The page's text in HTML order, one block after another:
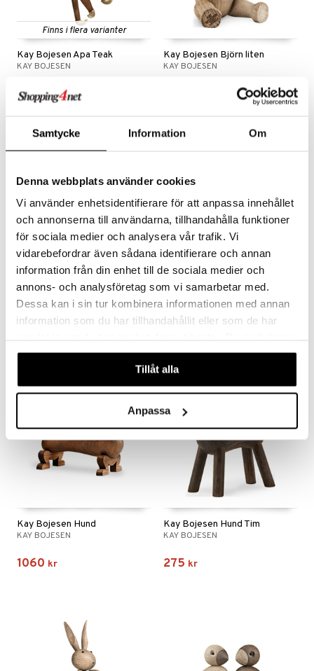
Samtycke Information Om
Denna webbplats använder cookies
Vi använder enhetsidentifierare för att anpassa innehållet
och annonserna till användarna, tillhandahålla funktioner
för sociala medier och analysera vår trafik. Vi
vidarebefordrar även sådana identifierare och annan
information från din enhet till de sociala medier och
annons- och analysföretag som vi samarbetar med.
Dessa kan i sin tur kombinera informationen med annan
information som du har tillhandahållit eller som de har
våra cookies vid fortsatt användande av vår webbplats.
Tillåt alla
Anpassa
Finns i flera varianter
Kay Bojesen Apa Teak
KAY BOJESEN
fr.699 kr
Kay Bojesen Björn liten
KAY BOJESEN
Kay Bojesen Elefant Liten
KAY BOJESEN
1299
Finns i flera varianter
Kay Bojesen Häst
KAY BOJESEN
634
Kay Bojesen Hund
KAY BOJESEN
1060 kr
Kay Bojesen Hund Tim
KAY BOJESEN
275 kr